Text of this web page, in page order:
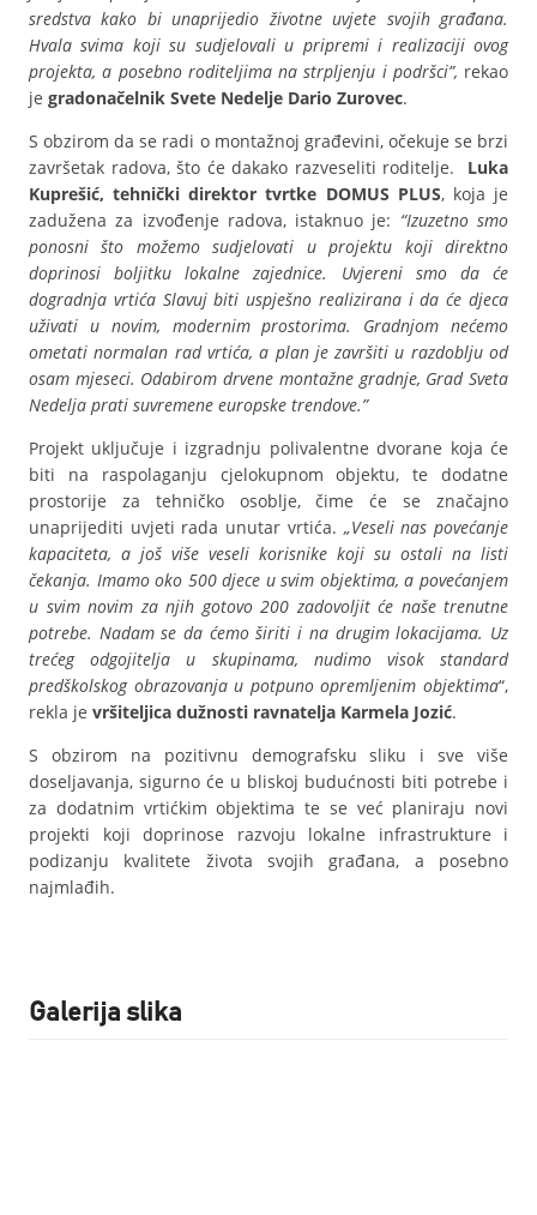
sredstva kako bi unaprijedio životne uvjete svojih građana.
Hvala svima koji su sudjelovali u pripremi i realizaciji ovog
projekta, a posebno roditeljima na strpljenju i podršci”, rekao
je gradonačelnik Svete Nedelje Dario Zurovec.
S obzirom da se radi o montažnoj građevini, očekuje se brzi
završetak radova, što će dakako razveseliti roditelje. Luka
Kuprešić, tehnički direktor tvrtke DOMUS PLUS, koja je
zadužena za izvođenje radova, istaknuo je: “Izuzetno smo
ponosni što možemo sudjelovati u projektu koji direktno
doprinosi boljitku lokalne zajednice. Uvjereni smo da će
dogradnja vrtića Slavuj biti uspješno realizirana i da će djeca
uživati u novim, modernim prostorima. Gradnjom nećemo
ometati normalan rad vrtića, a plan je završiti u razdoblju od
osam mjeseci. Odabirom drvene montažne gradnje, Grad Sveta
Nedelja prati suvremene europske trendove.”
Projekt uključuje i izgradnju polivalentne dvorane koja će
biti na raspolaganju cjelokupnom objektu, te dodatne
prostorije za tehničko osoblje, čime će se značajno
unaprijediti uvjeti rada unutar vrtića. „Veseli nas povećanje
kapaciteta, a još više veseli korisnike koji su ostali na listi
čekanja. Imamo oko 500 djece u svim objektima, a povećanjem
u svim novim za njih gotovo 200 zadovoljit će naše trenutne
potrebe. Nadam se da ćemo širiti i na drugim lokacijama. Uz
trećeg odgojitelja u skupinama, nudimo visok standard
predškolskog obrazovanja u potpuno opremljenim objektima“,
rekla je vršiteljica dužnosti ravnatelja Karmela Jozić.
S obzirom na pozitivnu demografsku sliku i sve više
doseljavanja, sigurno će u bliskoj budućnosti biti potrebe i
za dodatnim vrtićkim objektima te se već planiraju novi
projekti koji doprinose razvoju lokalne infrastrukture i
podizanju kvalitete života svojih građana, a posebno
najmlađih.
Galerija slika